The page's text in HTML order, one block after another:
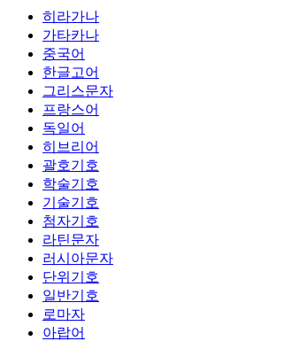
히라가나
가타카나
중국어
한글고어
그리스문자
프랑스어
독일어
히브리어
괄호기호
학술기호
기술기호
첨자기호
라틴문자
러시아문자
단위기호
일반기호
로마자
아랍어